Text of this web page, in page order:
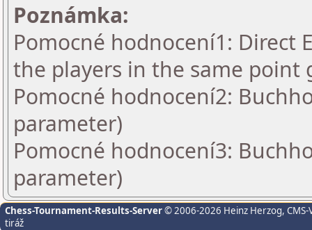
Poznámka:
Pomocné hodnocení1: Direct
the players in the same point
Pomocné hodnocení2:
parameter)
Pomocné hodnocení3:
parameter)
Chess-Tournament-Results-Server© 2006-2026 Heinz Herzog,
tiráž